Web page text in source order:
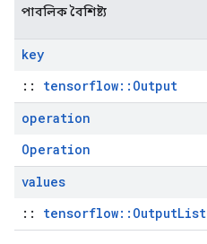
পাবলিক বৈশিষ্ট্য
key
:: tensorflow::Output
operation
Operation
values
:: tensorflow::OutputList